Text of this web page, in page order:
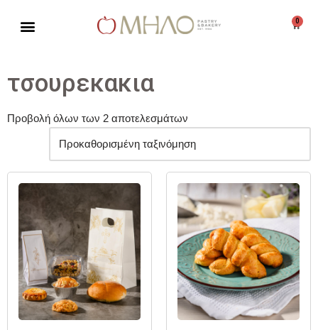
0
τσουρεκακια
Προβολή όλων των 2 αποτελεσμάτων